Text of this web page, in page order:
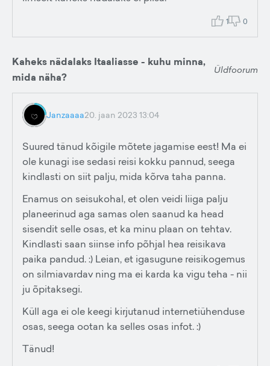
1 0
Kaheks nädalaks Itaaliasse - kuhu minna,
mida näha?
Üldfoorum
Janzaaaa20. jaan 2023 13:04
Suured tänud kõigile mõtete jagamise eest! Ma ei
ole kunagi ise sedasi reisi kokku pannud, seega
kindlasti on siit palju, mida kõrva taha panna.
Enamus on seisukohal, et olen veidi liiga palju
planeerinud aga samas olen saanud ka head
sisendit selle osas, et ka minu plaan on tehtav.
Kindlasti saan siinse info põhjal hea reisikava
paika pandud. :) Leian, et igasugune reisikogemus
on silmiavardav ning ma ei karda ka vigu teha - nii
ju õpitaksegi.
Küll aga ei ole keegi kirjutanud internetiühenduse
osas, seega ootan ka selles osas infot. :)
Tänud!